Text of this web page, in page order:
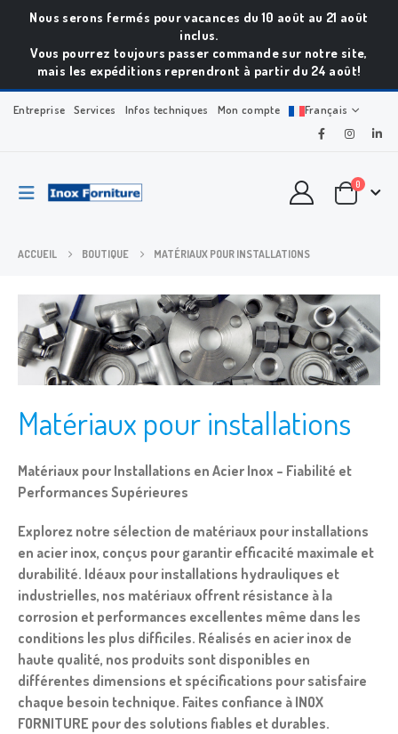
Nous serons fermés pour vacances du 10 août au 21 août
inclus.
Vous pourrez toujours passer commande sur notre site,
mais les expéditions reprendront à partir du 24 août!
Entreprise Services Infos techniques Mon compte Français
0
ACCUEIL BOUTIQUE MATÉRIAUX POUR INSTALLATIONS
Matériaux pour installations
Matériaux pour Installations en Acier Inox – Fiabilité et
Performances Supérieures
Explorez notre sélection de matériaux pour installations
en acier inox, conçus pour garantir efficacité maximale et
durabilité. Idéaux pour installations hydrauliques et
industrielles, nos matériaux offrent résistance à la
corrosion et performances excellentes même dans les
conditions les plus difficiles. Réalisés en acier inox de
haute qualité, nos produits sont disponibles en
différentes dimensions et spécifications pour satisfaire
chaque besoin technique. Faites confiance à INOX
FORNITURE pour des solutions fiables et durables.